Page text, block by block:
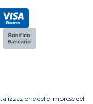
delle imprese del